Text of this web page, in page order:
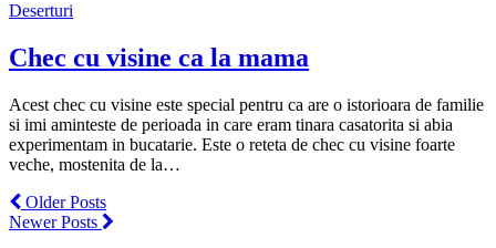
Deserturi
Chec cu visine ca la mama
Acest chec cu visine este special pentru ca are o istorioara de familie
si imi aminteste de perioada in care eram tinara casatorita si abia
experimentam in bucatarie. Este o reteta de chec cu visine foarte
veche, mostenita de la…
Older Posts
Newer Posts